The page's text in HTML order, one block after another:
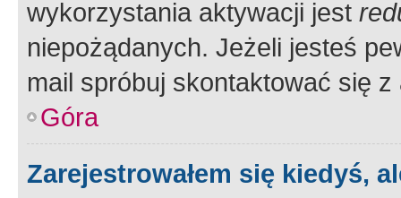
wykorzystania aktywacji jest
niepożądanych. Jeżeli jesteś
mail spróbuj skontaktować się
Góra
Zarejestrowałem się kiedyś,